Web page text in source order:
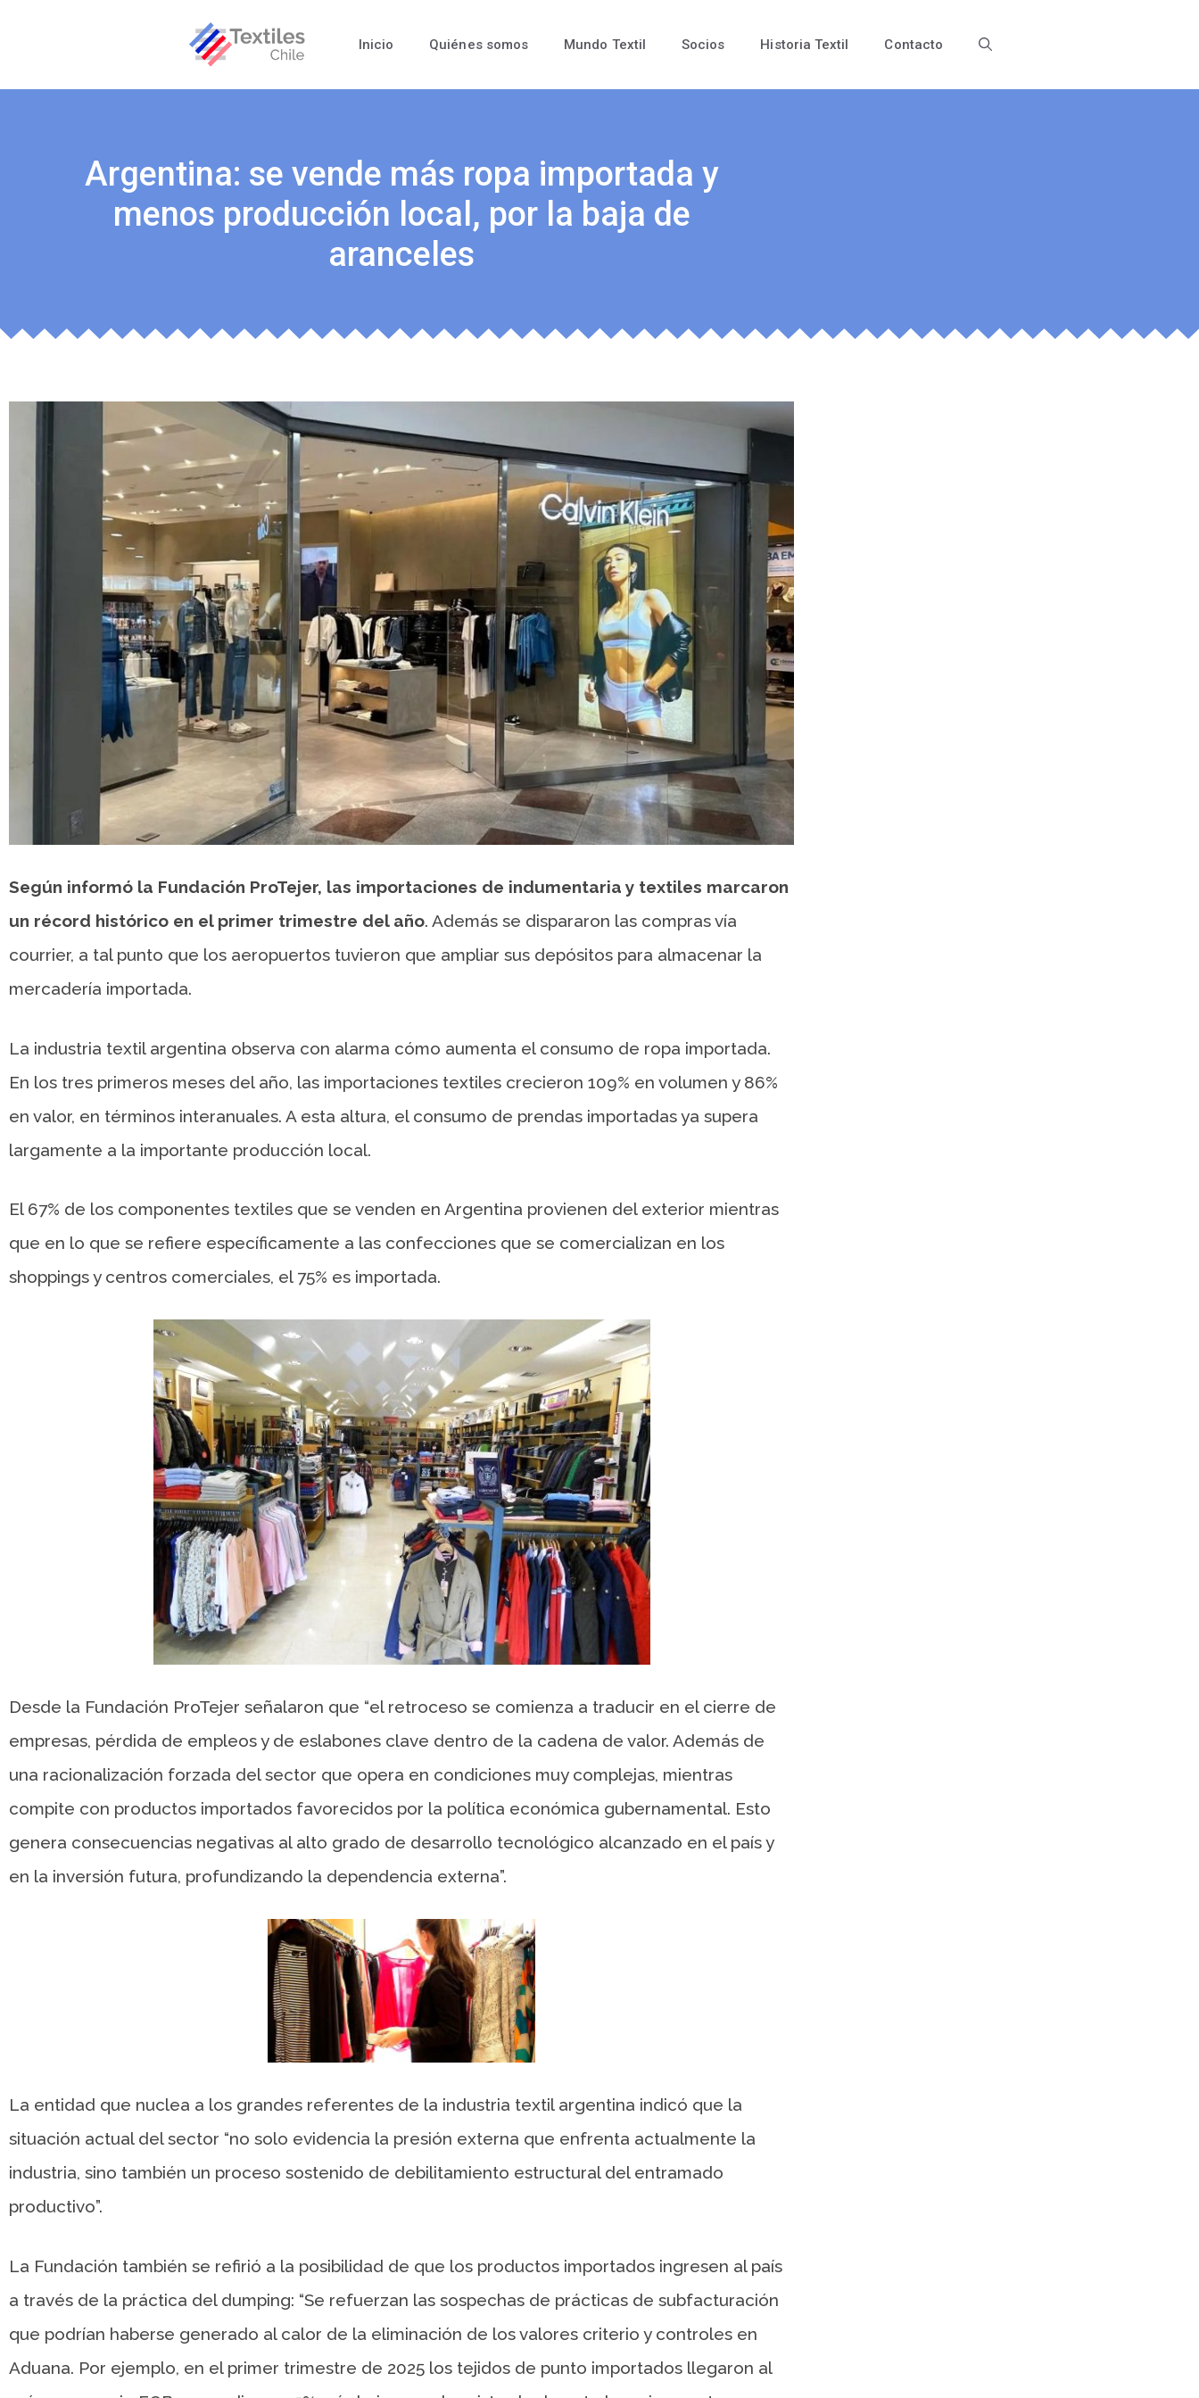
Inicio Quiénes somos Mundo Textil Socios Historia Textil Contacto
Argentina: se vende más ropa importada y
menos producción local, por la baja de
aranceles
Según informó la Fundación ProTejer, las importaciones de indumentaria y textiles marcaron
un récord histórico en el primer trimestre del año. Además se dispararon las compras vía
courrier, a tal punto que los aeropuertos tuvieron que ampliar sus depósitos para almacenar la
mercadería importada.
La industria textil argentina observa con alarma cómo aumenta el consumo de ropa importada.
En los tres primeros meses del año, las importaciones textiles crecieron 109% en volumen y 86%
en valor, en términos interanuales. A esta altura, el consumo de prendas importadas ya supera
largamente a la importante producción local.
El 67% de los componentes textiles que se venden en Argentina provienen del exterior mientras
que en lo que se refiere específicamente a las confecciones que se comercializan en los
shoppings y centros comerciales, el 75% es importada.
Desde la Fundación ProTejer señalaron que “el retroceso se comienza a traducir en el cierre de
empresas, pérdida de empleos y de eslabones clave dentro de la cadena de valor. Además de
una racionalización forzada del sector que opera en condiciones muy complejas, mientras
compite con productos importados favorecidos por la política económica gubernamental. Esto
genera consecuencias negativas al alto grado de desarrollo tecnológico alcanzado en el país y
en la inversión futura, profundizando la dependencia externa”.
La entidad que nuclea a los grandes referentes de la industria textil argentina indicó que la
situación actual del sector “no solo evidencia la presión externa que enfrenta actualmente la
industria, sino también un proceso sostenido de debilitamiento estructural del entramado
productivo”.
La Fundación también se refirió a la posibilidad de que los productos importados ingresen al país
a través de la práctica del dumping: “Se refuerzan las sospechas de prácticas de subfacturación
que podrían haberse generado al calor de la eliminación de los valores criterio y controles en
Aduana. Por ejemplo, en el primer trimestre de 2025 los tejidos de punto importados llegaron al